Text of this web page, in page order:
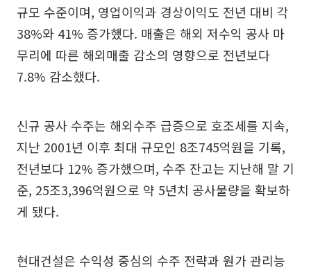
규모 수준이며, 영업이익과 경상이익도 전년 대비 각
38%와 41% 증가했다. 매출은 해외 저수익 공사 마
무리에 따른 해외매출 감소의 영향으로 전년보다
7.8% 감소했다.
신규 공사 수주는 해외수주 급증으로 호조세를 지속,
지난 2001년 이후 최대 규모인 8조745억원을 기록,
전년보다 12% 증가했으며, 수주 잔고는 지난해 말 기
준, 25조3,396억원으로 약 5년치 공사물량을 확보하
게 됐다.
현대건설은 수익성 중심의 수주 전략과 원가 관리능